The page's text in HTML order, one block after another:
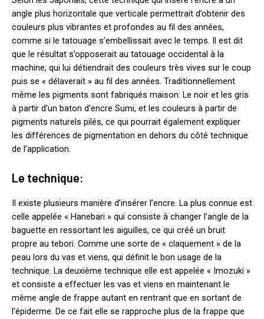
angle plus horizontale que verticale permettrait d’obtenir des
couleurs plus vibrantes et profondes au fil des années,
comme si le tatouage s’embellissait avec le temps. Il est dit
que le résultat s’opposerait au tatouage occidental à la
machine, qui lui détiendrait des couleurs très vives sur le coup
puis se « délaverait » au fil des années. Traditionnellement
même les pigments sont fabriqués maison: Le noir et les gris
à partir d’un baton d’encre Sumi, et les couleurs à partir de
pigments naturels pilés, ce qui pourrait également expliquer
les différences de pigmentation en dehors du côté technique
de l’application.
Le technique:
Il existe plusieurs manière d’insérer l’encre. La plus connue est
celle appelée « Hanebari » qui consiste à changer l’angle de la
baguette en ressortant les aiguilles, ce qui créé un bruit
propre au tebori. Comme une sorte de « claquement » de la
peau lors du vas et viens, qui définit le bon usage de la
technique. La deuxième technique elle est appelée « Imozuki »
et consiste a effectuer les vas et viens en maintenant le
même angle de frappe autant en rentrant que en sortant de
l’épiderme. De ce fait elle se rapproche plus de la frappe que